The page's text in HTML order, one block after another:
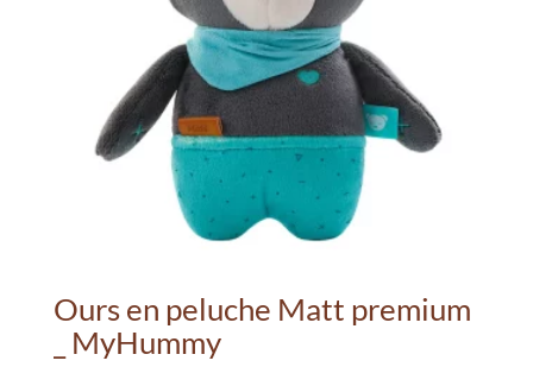
Ours en peluche Matt premium
_ MyHummy